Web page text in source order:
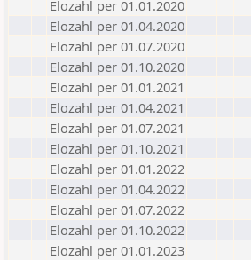
Elozahl per 01.01.2020
Elozahl per 01.04.2020
Elozahl per 01.07.2020
Elozahl per 01.10.2020
Elozahl per 01.01.2021
Elozahl per 01.04.2021
Elozahl per 01.07.2021
Elozahl per 01.10.2021
Elozahl per 01.01.2022
Elozahl per 01.04.2022
Elozahl per 01.07.2022
Elozahl per 01.10.2022
Elozahl per 01.01.2023